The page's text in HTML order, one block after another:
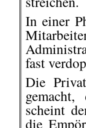
In einer
fast
Die
scheint
die